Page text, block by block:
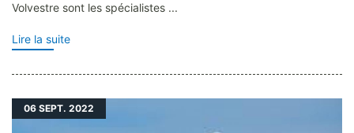
Volvestre sont les spécialistes ...
Lire la suite
06 SEPT. 2022